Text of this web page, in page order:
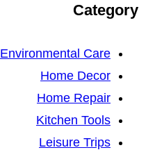
Category
Environmental Care
Home Decor
Home Repair
Kitchen Tools
Leisure Trips